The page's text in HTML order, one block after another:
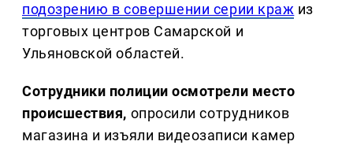
подозрению в совершении серии краж из
торговых центров Самарской и
Ульяновской областей.
Сотрудники полиции осмотрели место
происшествия, опросили сотрудников
магазина и изъяли видеозаписи камер